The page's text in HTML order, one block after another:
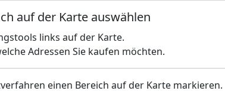
auf der Karte auswählen
links auf der Karte.
Adressen Sie kaufen möchten.
einen Bereich auf der Karte markieren.